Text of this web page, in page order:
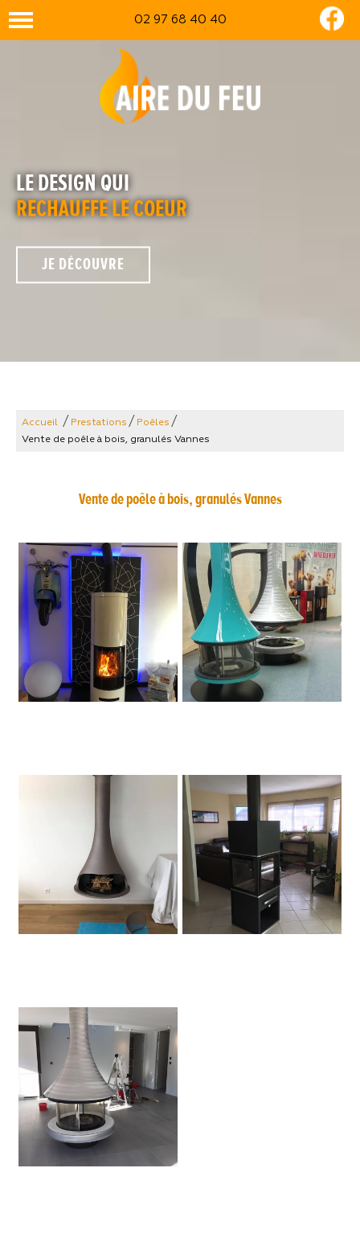
02 97 68 40 40
LE DESIGN QUI
RECHAUFFE LE COEUR
JE DÉCOUVRE
Accueil / Prestations / Poêles /
Vente de poêle à bois, granulés Vannes
Vente de poêle à bois, granulés Vannes